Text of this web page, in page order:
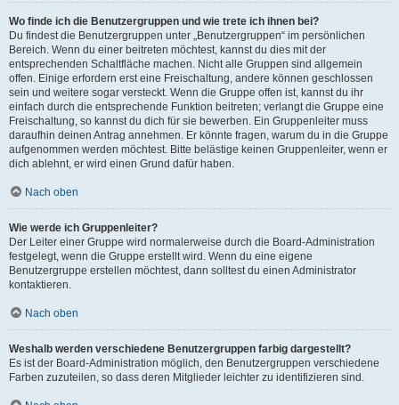
Wo finde ich die Benutzergruppen und wie trete ich ihnen bei?
Du findest die Benutzergruppen unter „Benutzergruppen“ im persönlichen
Bereich. Wenn du einer beitreten möchtest, kannst du dies mit der
entsprechenden Schaltfläche machen. Nicht alle Gruppen sind allgemein
offen. Einige erfordern erst eine Freischaltung, andere können geschlossen
sein und weitere sogar versteckt. Wenn die Gruppe offen ist, kannst du ihr
einfach durch die entsprechende Funktion beitreten; verlangt die Gruppe eine
Freischaltung, so kannst du dich für sie bewerben. Ein Gruppenleiter muss
daraufhin deinen Antrag annehmen. Er könnte fragen, warum du in die Gruppe
aufgenommen werden möchtest. Bitte belästige keinen Gruppenleiter, wenn er
dich ablehnt, er wird einen Grund dafür haben.
Nach oben
Wie werde ich Gruppenleiter?
Der Leiter einer Gruppe wird normalerweise durch die Board-Administration
festgelegt, wenn die Gruppe erstellt wird. Wenn du eine eigene
Benutzergruppe erstellen möchtest, dann solltest du einen Administrator
kontaktieren.
Nach oben
Weshalb werden verschiedene Benutzergruppen farbig dargestellt?
Es ist der Board-Administration möglich, den Benutzergruppen verschiedene
Farben zuzuteilen, so dass deren Mitglieder leichter zu identifizieren sind.